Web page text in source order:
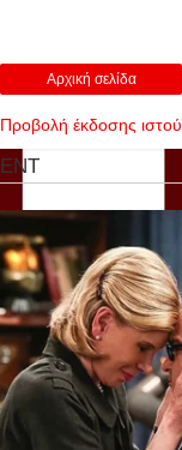
Αρχική σελίδα
Προβολή έκδοσης ιστού